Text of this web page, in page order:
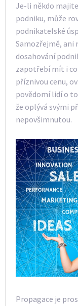
Je-li někdo
podniku, může
podnikatelské
Samozřejmě, ani
dosahování
zapotřebí mít i
příznivou cenu,
povědomí lidí o
že oplývá svými
nepovšimnutou.
Propagace je